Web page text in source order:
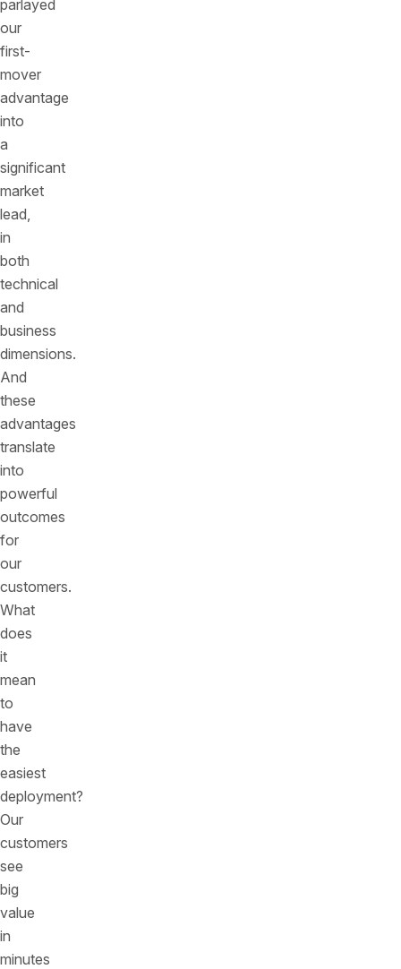
parlayed
our
first-
mover
advantage
into
a
significant
market
lead,
in
both
technical
and
business
dimensions.
And
these
advantages
translate
into
powerful
outcomes
for
our
customers.
What
does
it
mean
to
have
the
easiest
deployment?
Our
customers
see
big
value
in
minutes